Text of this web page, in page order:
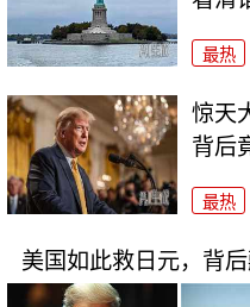
最热
惊天
背后
最热
美国如此救日元，背